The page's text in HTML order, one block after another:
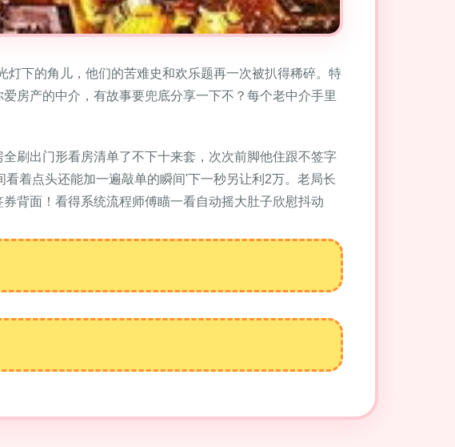
下的角儿，他们的苦难史和欢乐题再一次被扒得稀碎。特
房产的中介，有故事要兜底分享一下不？每个老中介手里
刷出门形看房清单了不下十来套，次次前脚他住跟不签字
着点头还能加一遍敲单的瞬间'下一秒另让利2万。老局长
背面！看得系统流程师傅瞄一看自动摇大肚子欣慰抖动